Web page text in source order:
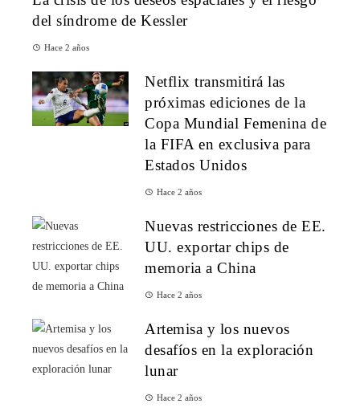
del síndrome de Kessler
Hace 2 años
Netflix transmitirá las
próximas ediciones de la
Copa Mundial Femenina de
la FIFA en exclusiva para
Estados Unidos
Hace 2 años
Nuevas restricciones de EE.
UU. exportar chips de
memoria a China
Hace 2 años
Artemisa y los nuevos
desafíos en la exploración
lunar
Hace 2 años